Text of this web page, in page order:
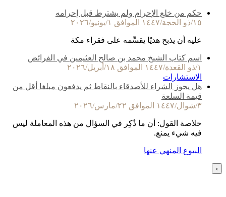
حكم من خلع الإحرام ولم يشترط قبل إحرامه
١٥/ذو الحجة/١٤٤٧ الموافق ١/يونيو/٢٠٢٦
عليه أن يذبح هديًا يقسِّمه على فقراء مكة
اسم كتاب الشيخ محمد بن صالح العثيمين في الفرائض
١/ذو القعدة/١٤٤٧ الموافق ١٨/أبريل/٢٠٢٦
الاستشارات
هل يجوز الشراء للأصدقاء بالنقاط ثم يدفعون مبلغا أقل من
قيمة السلعة
٣/شوال/١٤٤٧ الموافق ٢٢/مارس/٢٠٢٦
خلاصة القول: أن ما ذُكِر في السؤال من هذه المعاملة ليس
فيه شيء يمنع.
البيوع المنهي عنها
›